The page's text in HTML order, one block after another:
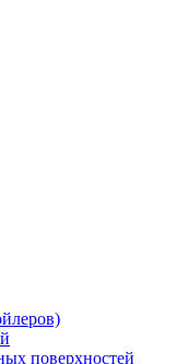
поверхностей